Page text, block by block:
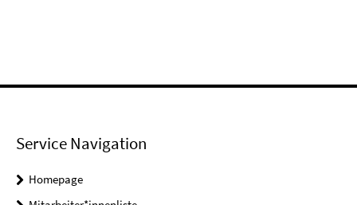
Service Navigation
Homepage